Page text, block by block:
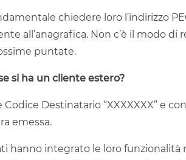
chiedere loro l’indirizzo
all’anagrafica. Non c’è il modo di
puntate.
si ha un cliente estero?
Destinatario “XXXXXXX” e
emessa.
hanno integrato le loro funzionalità